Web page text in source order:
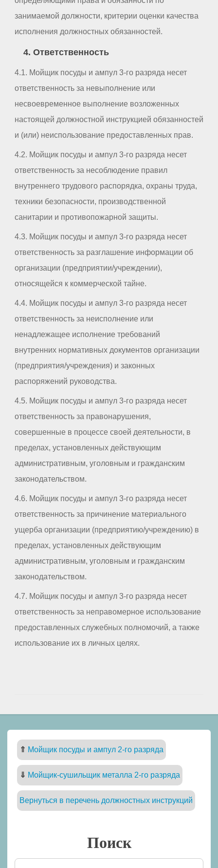
занимаемой должности, критерии оценки качества
исполнения должностных обязанностей.
4. Ответственность
4.1. Мойщик посуды и ампул 3-го разряда несет
ответственность за невыполнение или
несвоевременное выполнение возложенных
настоящей должностной инструкцией обязанностей
и (или) неиспользование предоставленных прав.
4.2. Мойщик посуды и ампул 3-го разряда несет
ответственность за несоблюдение правил
внутреннего трудового распорядка, охраны труда,
техники безопасности, производственной
санитарии и противопожарной защиты.
4.3. Мойщик посуды и ампул 3-го разряда несет
ответственность за разглашение информации об
организации (предприятии/учреждении),
относящейся к коммерческой тайне.
4.4. Мойщик посуды и ампул 3-го разряда несет
ответственность за неисполнение или
ненадлежащее исполнение требований
внутренних нормативных документов организации
(предприятия/учреждения) и законных
распоряжений руководства.
4.5. Мойщик посуды и ампул 3-го разряда несет
ответственность за правонарушения,
совершенные в процессе своей деятельности, в
пределах, установленных действующим
административным, уголовным и гражданским
законодательством.
4.6. Мойщик посуды и ампул 3-го разряда несет
ответственность за причинение материального
ущерба организации (предприятию/учреждению) в
пределах, установленных действующим
административным, уголовным и гражданским
законодательством.
4.7. Мойщик посуды и ампул 3-го разряда несет
ответственность за неправомерное использование
предоставленных служебных полномочий, а также
использование их в личных целях.
⇑ Мойщик посуды и ампул 2-го разряда
⇓ Мойщик-сушильщик металла 2-го разряда
Вернуться в перечень должностных инструкций
Поиск